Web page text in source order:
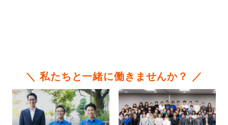
＼ 私たちと一緒に働きませんか？ ／